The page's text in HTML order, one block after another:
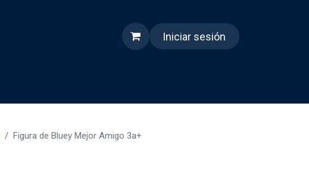
Iniciar sesión
Figura de Bluey Mejor Amigo 3a+